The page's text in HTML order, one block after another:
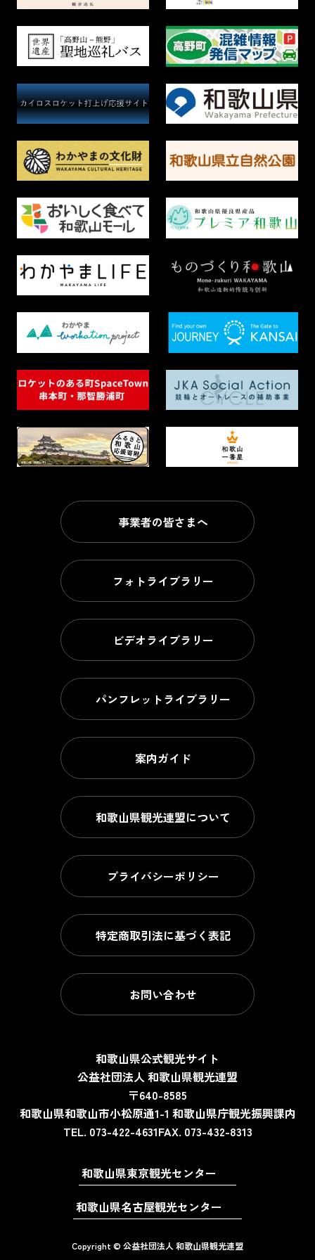
事業者の皆さまへ
フォトライブラリー
ビデオライブラリー
パンフレットライブラリー
案内ガイド
和歌山県観光連盟について
プライバシーポリシー
特定商取引法に基づく表記
お問い合わせ
和歌山県公式観光サイト
公益社団法人 和歌山県観光連盟
〒640-8585
和歌山県和歌山市小松原通1-1 和歌山県庁観光振興課内
TEL. 073-422-4631FAX. 073-432-8313
和歌山県東京観光センター
和歌山県名古屋観光センター
Copyright © 公益社団法人 和歌山県観光連盟